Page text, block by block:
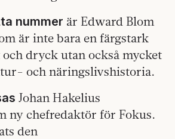
nummer är Edward Blom
är inte bara en färgstark
dryck utan också mycket
och näringslivshistoria.
Johan Hakelius
ny chefredaktör för Fokus.
den